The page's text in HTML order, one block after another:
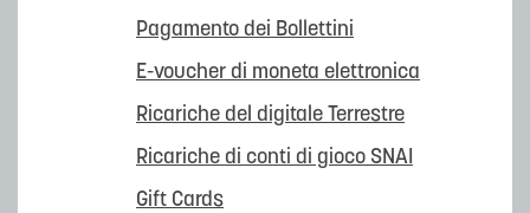
Pagamento dei Bollettini
E-voucher di moneta elettronica
Ricariche del digitale Terrestre
Ricariche di conti di gioco SNAI
Gift Cards